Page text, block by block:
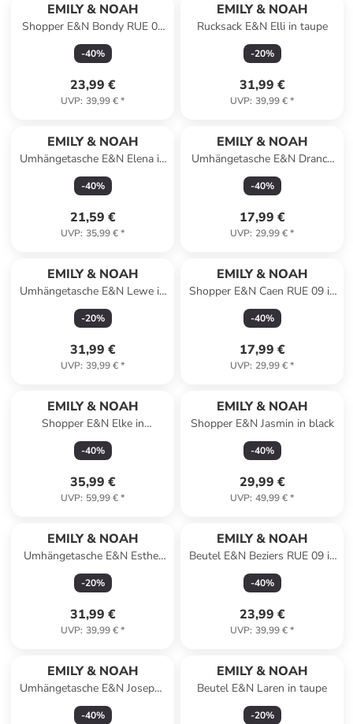
EMILY & NOAH
Shopper E&N Bondy RUE 09
in black
-40%
23,99 €
UVP: 39,99 €*
EMILY & NOAH
Rucksack E&N Elli in taupe
-20%
31,99 €
UVP: 39,99 €*
EMILY & NOAH
Umhängetasche E&N Elena in
sand
-40%
21,59 €
UVP: 35,99 €*
EMILY & NOAH
Umhängetasche E&N Drancy
RUE 09 in taupe
-40%
17,99 €
UVP: 29,99 €*
EMILY & NOAH
Umhängetasche E&N Lewe in
wine
-20%
31,99 €
UVP: 39,99 €*
EMILY & NOAH
Shopper E&N Caen RUE 09 in
black
-40%
17,99 €
UVP: 29,99 €*
EMILY & NOAH
Shopper E&N Elke in
red/cognac 607
-40%
35,99 €
UVP: 59,99 €*
EMILY & NOAH
Shopper E&N Jasmin in black
-40%
29,99 €
UVP: 49,99 €*
EMILY & NOAH
Umhängetasche E&N Esther
in black
-20%
31,99 €
UVP: 39,99 €*
EMILY & NOAH
Beutel E&N Beziers RUE 09 in
red
-40%
23,99 €
UVP: 39,99 €*
EMILY & NOAH
Umhängetasche E&N Josepha
in blue
-40%
EMILY & NOAH
Beutel E&N Laren in taupe
-20%